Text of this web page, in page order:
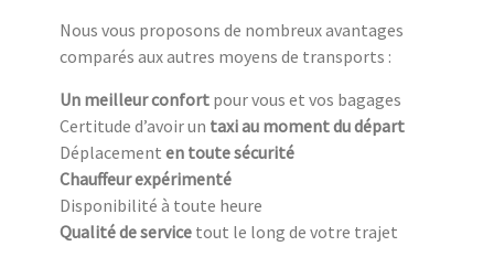
Nous vous proposons de nombreux avantages
comparés aux autres moyens de transports :
Un meilleur confort pour vous et vos bagages
Certitude d’avoir un taxi au moment du départ
Déplacement en toute sécurité
Chauffeur expérimenté
Disponibilité à toute heure
Qualité de service tout le long de votre trajet